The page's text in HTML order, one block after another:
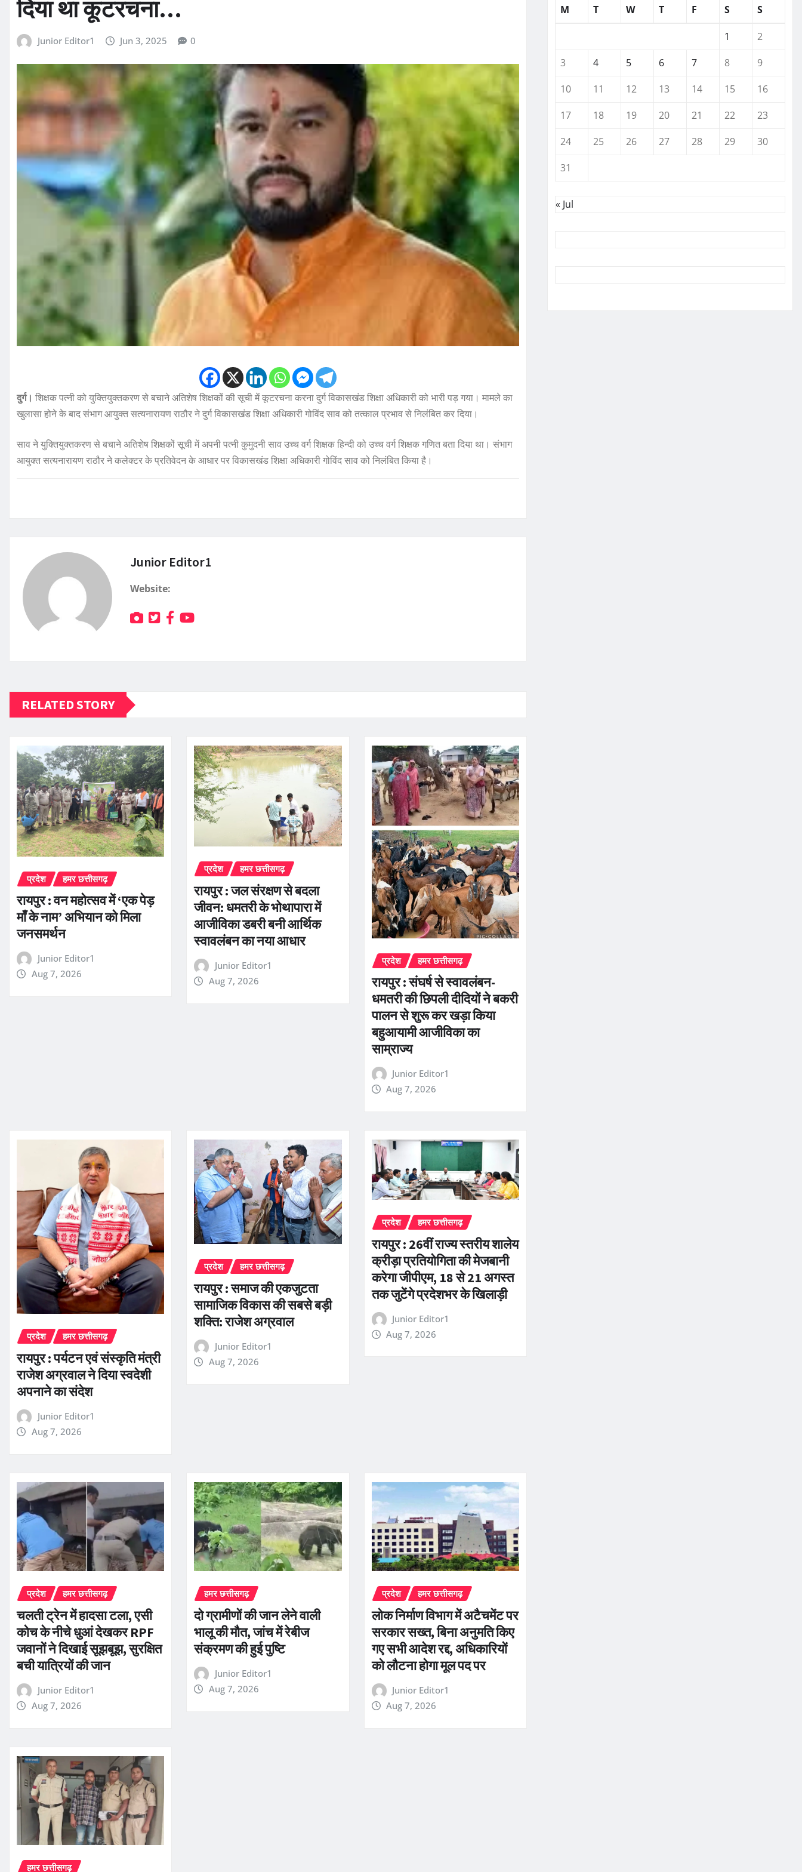
दिया था कूटरचना…
Junior Editor1 Jun 3, 2025 0
दुर्ग। शिक्षक पत्नी को युक्तियुक्तकरण से बचाने अतिशेष शिक्षकों की सूची में कूटरचना करना दुर्ग विकासखंड शिक्षा अधिकारी को भारी पड़ गया। मामले का
खुलासा होने के बाद संभाग आयुक्त सत्यनारायण राठौर ने दुर्ग विकासखंड शिक्षा अधिकारी गोविंद साव को तत्काल प्रभाव से निलंबित कर दिया।
साव ने युक्तियुक्तकरण से बचाने अतिशेष शिक्षकों सूची में अपनी पत्नी कुमुदनी साव उच्च वर्ग शिक्षक हिन्दी को उच्च वर्ग शिक्षक गणित बता दिया था। संभाग
आयुक्त सत्यनारायण राठौर ने कलेक्टर के प्रतिवेदन के आधार पर विकासखंड शिक्षा अधिकारी गोविंद साव को निलंबित किया है।
Junior Editor1
Website:
RELATED STORY
प्रदेश हमर छत्तीसगढ़
रायपुर : वन महोत्सव में ‘एक पेड़
माँ के नाम’ अभियान को मिला
जनसमर्थन
Junior Editor1
Aug 7, 2026
प्रदेश हमर छत्तीसगढ़
रायपुर : जल संरक्षण से बदला
जीवन: धमतरी के भोथापारा में
आजीविका डबरी बनी आर्थिक
स्वावलंबन का नया आधार
Junior Editor1
Aug 7, 2026
प्रदेश हमर छत्तीसगढ़
रायपुर : संघर्ष से स्वावलंबन-
धमतरी की छिपली दीदियों ने बकरी
पालन से शुरू कर खड़ा किया
बहुआयामी आजीविका का
साम्राज्य
Junior Editor1
Aug 7, 2026
प्रदेश हमर छत्तीसगढ़
रायपुर : पर्यटन एवं संस्कृति मंत्री
राजेश अग्रवाल ने दिया स्वदेशी
अपनाने का संदेश
Junior Editor1
Aug 7, 2026
प्रदेश हमर छत्तीसगढ़
रायपुर : समाज की एकजुटता
सामाजिक विकास की सबसे बड़ी
शक्ति: राजेश अग्रवाल
Junior Editor1
Aug 7, 2026
प्रदेश हमर छत्तीसगढ़
रायपुर : 26वीं राज्य स्तरीय शालेय
क्रीड़ा प्रतियोगिता की मेजबानी
करेगा जीपीएम, 18 से 21 अगस्त
तक जुटेंगे प्रदेशभर के खिलाड़ी
Junior Editor1
Aug 7, 2026
प्रदेश हमर छत्तीसगढ़
चलती ट्रेन में हादसा टला, एसी
कोच के नीचे धुआं देखकर RPF
जवानों ने दिखाई सूझबूझ, सुरक्षित
बची यात्रियों की जान
Junior Editor1
Aug 7, 2026
हमर छत्तीसगढ़
दो ग्रामीणों की जान लेने वाली
भालू की मौत, जांच में रेबीज
संक्रमण की हुई पुष्टि
Junior Editor1
Aug 7, 2026
प्रदेश हमर छत्तीसगढ़
लोक निर्माण विभाग में अटैचमेंट पर
सरकार सख्त, बिना अनुमति किए
गए सभी आदेश रद्द, अधिकारियों
को लौटना होगा मूल पद पर
Junior Editor1
Aug 7, 2026
हमर छत्तीसगढ़
M
T W T F S S
1
2
3
4 5 6 7 8
9
10
11 12 13 14 15
16
17
18 19 20 21 22
23
24
25 26 27 28 29
30
31
« Jul